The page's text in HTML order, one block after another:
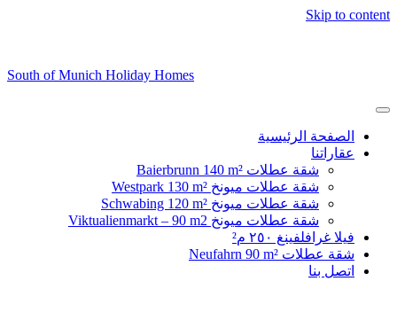
Skip to content
South of Munich Holiday Homes
الصفحة الرئيسية
عقاراتنا
شقة عطلات Baierbrunn 140 m²
شقة عطلات ميونخ Westpark 130 m²
شقة عطلات ميونخ Schwabing 120 m²
شقة عطلات ميونخ Viktualienmarkt – 90 m2
فيلا غرافلفينغ ٢٥٠ م²
شقة عطلات Neufahrn 90 m²
اتصل بنا